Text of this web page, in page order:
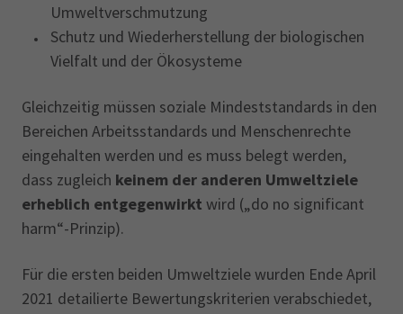
Umweltverschmutzung
Schutz und Wiederherstellung der biologischen
Vielfalt und der Ökosysteme
Gleichzeitig müssen soziale Mindeststandards in den
Bereichen Arbeitsstandards und Menschenrechte
eingehalten werden und es muss belegt werden,
dass zugleich keinem der anderen Umweltziele
erheblich entgegenwirkt wird („do no significant
harm“-Prinzip).
Für die ersten beiden Umweltziele wurden Ende April
2021 detailierte Bewertungskriterien verabschiedet,